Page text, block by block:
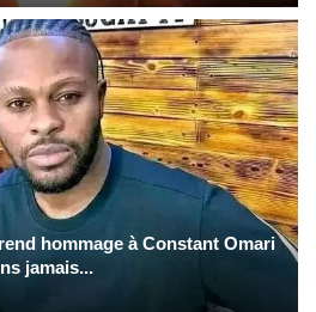
hommage à Constant Omari
jamais...